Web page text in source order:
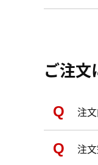
ご注文
注
注